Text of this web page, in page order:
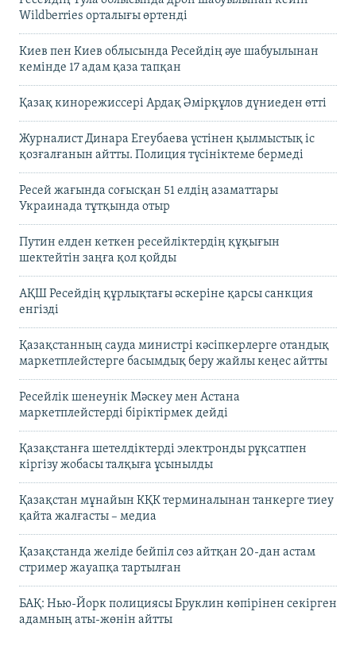
Wildberries орталығы өртенді
Киев пен Киев облысында Ресейдің әуе шабуылынан
кемінде 17 адам қаза тапқан
Қазақ кинорежиссері Ардақ Әмірқұлов дүниеден өтті
Журналист Динара Егеубаева үстінен қылмыстық іс
қозғалғанын айтты. Полиция түсініктеме бермеді
Ресей жағында соғысқан 51 елдің азаматтары
Украинада тұтқында отыр
Путин елден кеткен ресейліктердің құқығын
шектейтін заңға қол қойды
АҚШ Ресейдің құрлықтағы әскеріне қарсы санкция
енгізді
Қазақстанның сауда министрі кәсіпкерлерге отандық
маркетплейстерге басымдық беру жайлы кеңес айтты
Ресейлік шенеунік Мәскеу мен Астана
маркетплейстерді біріктірмек дейді
Қазақстанға шетелдіктерді электронды рұқсатпен
кіргізу жобасы талқыға ұсынылды
Қазақстан мұнайын КҚК терминалынан танкерге тиеу
қайта жалғасты – медиа
Қазақстанда желіде бейпіл сөз айтқан 20-дан астам
стример жауапқа тартылған
БАҚ: Нью-Йорк полициясы Бруклин көпірінен секірген
адамның аты-жөнін айтты